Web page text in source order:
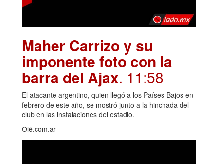
Maher Carrizo y su
imponente foto con la
barra del Ajax. 11:58
El atacante argentino, quien llegó a los Países Bajos en
febrero de este año, se mostró junto a la hinchada del
club en las instalaciones del estadio.
Olé.com.ar